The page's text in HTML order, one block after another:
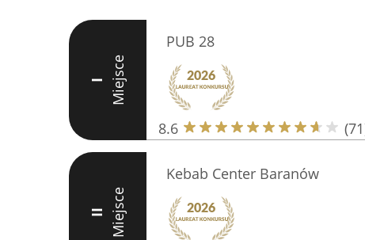
I Miejsce
PUB 28
8.6
II Miejsce
Kebab Center Baranów